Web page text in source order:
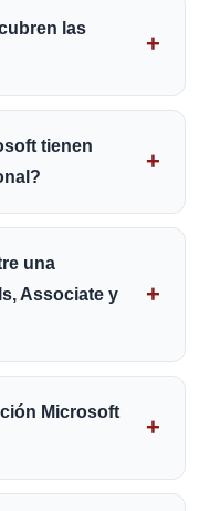
las
tienen
una
Associate y
Microsoft